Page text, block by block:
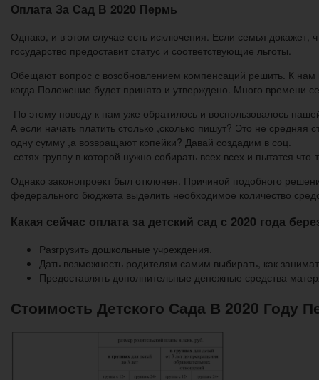
Оплата За Сад В 2020 Пермь
Однако, и в этом случае есть исключения. Если семья докажет,
государство предоставит статус и соответствующие льготы.
Обещают вопрос с возобновлением компенсаций решить. К нам
когда Положение будет принято и утверждено. Много времени
По этому поводу к нам уже обратилось и воспользовалось
А если начать платить столько ,сколько пишут? Это не
одну сумму ,а возвращают копейки? Давай создадим в соц.
сетях группу в которой нужно собирать всех всех и пытатся
Однако законопроект был отклонен. Причиной подобного
федерального бюджета выделить необходимое количество
Какая сейчас оплата за детский сад с 2020 года
Разгрузить дошкольные учреждения.
Дать возможность родителям самим выбирать, как
Предоставлять дополнительные денежные средства
Стоимость Детского Сада В 2020 Году